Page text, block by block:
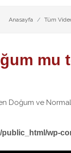
Anasayfa Tüm
mu
ve
wp-